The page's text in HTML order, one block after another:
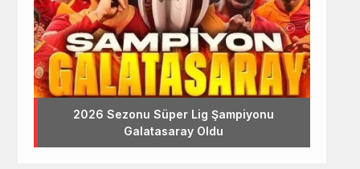
2026 Sezonu Süper Lig Şampiyonu
Galatasaray Oldu